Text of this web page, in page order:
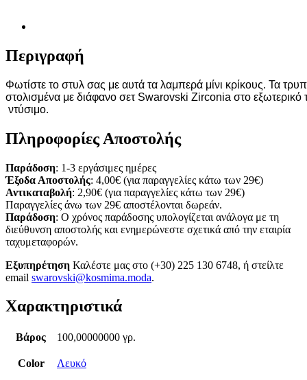
Περιγραφή
Φωτίστε το στυλ σας με αυτά τα λαμπερά μίνι κρίκους. Τα
στολισμένα με διάφανο σετ Swarovski Zirconia στο
ντύσιμο.
Πληροφορίες Αποστολής
Παράδοση: 1-3 εργάσιμες ημέρες
Έξοδα Αποστολής: 4,00€ (για παραγγελίες κάτω των 29€)
Αντικαταβολή: 2,90€ (για παραγγελίες κάτω των 29€)
Παραγγελίες άνω των 29€ αποστέλονται δωρεάν.
Παράδοση: Ο χρόνος παράδοσης υπολογίζεται ανάλογα με τη
διεύθυνση αποστολής και ενημερώνεστε σχετικά από την εταιρία
ταχυμεταφορών.
Εξυπηρέτηση Καλέστε μας στο (+30) 225 130 6748, ή στείλτε
email swarovski@kosmima.moda.
Χαρακτηριστικά
Βάρος 100,00000000 γρ.
Color Λευκό